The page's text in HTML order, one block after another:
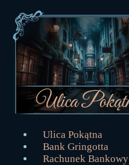
Ulica Pokątna
Bank Gringotta
Rachunek Bankowy